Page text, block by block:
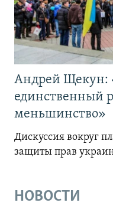
Андрей Щекун:
единственный
меньшинство»
Дискуссия вокруг
защиты прав
НОВОСТИ